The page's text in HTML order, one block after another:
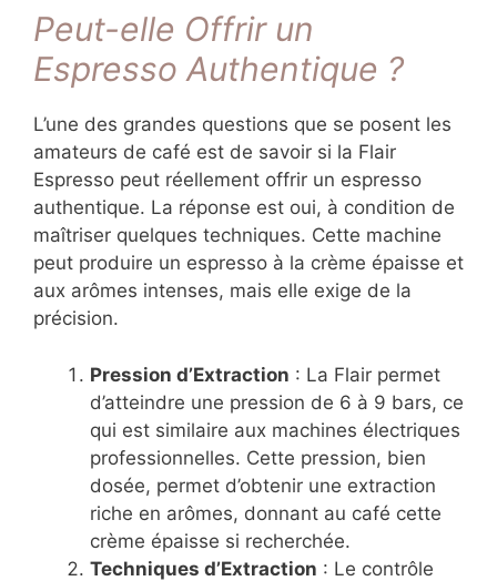
Peut-elle Offrir un
Espresso Authentique ?
L’une des grandes questions que se posent les
amateurs de café est de savoir si la Flair
Espresso peut réellement offrir un espresso
authentique. La réponse est oui, à condition de
maîtriser quelques techniques. Cette machine
peut produire un espresso à la crème épaisse et
aux arômes intenses, mais elle exige de la
précision.
Pression d’Extraction : La Flair permet
d’atteindre une pression de 6 à 9 bars, ce
qui est similaire aux machines électriques
professionnelles. Cette pression, bien
dosée, permet d’obtenir une extraction
riche en arômes, donnant au café cette
crème épaisse si recherchée.
Techniques d’Extraction : Le contrôle